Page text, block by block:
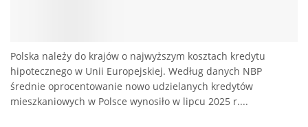
Polska należy do krajów o najwyższym kosztach kredytu
hipotecznego w Unii Europejskiej. Według danych NBP
średnie oprocentowanie nowo udzielanych kredytów
mieszkaniowych w Polsce wynosiło w lipcu 2025 r....